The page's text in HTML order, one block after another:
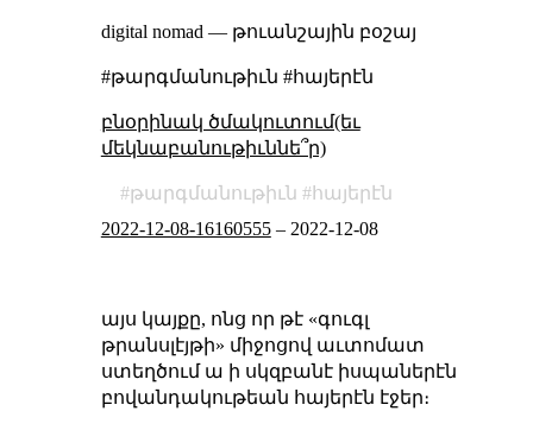
digital nomad — թուանշային բօշայ
#թարգմանութիւն #հայերէն
բնօրինակ ծմակուտում(եւ
մեկնաբանութիւննե՞ր)
թարգմանութիւն
հայերէն
2022-12-08-16160555– 2022-12-08
այս կայքը, ոնց որ թէ «գուգլ
թրանսլէյթի» միջոցով աւտոմատ
ստեղծում ա ի սկզբանէ իսպաներէն
բովանդակութեան հայերէն էջեր։